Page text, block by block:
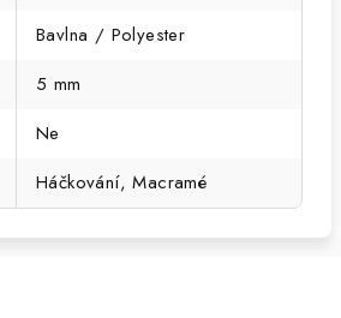
Bavlna / Polyester
5 mm
Ne
Háčkování, Macramé